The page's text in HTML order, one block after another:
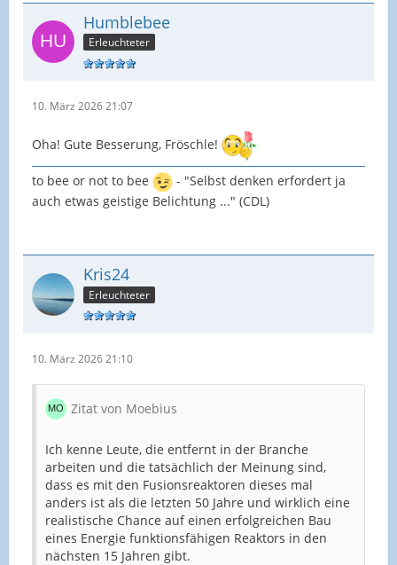
Humblebee
Erleuchteter
10. März 2026 21:07
Oha! Gute Besserung, Fröschle!
to bee or not to bee
- "Selbst denken erfordert ja
auch etwas geistige Belichtung ..." (CDL)
Kris24
Erleuchteter
10. März 2026 21:10
Zitat von Moebius
Ich kenne Leute, die entfernt in der Branche
arbeiten und die tatsächlich der Meinung sind,
dass es mit den Fusionsreaktoren dieses mal
anders ist als die letzten 50 Jahre und wirklich eine
realistische Chance auf einen erfolgreichen Bau
eines Energie funktionsfähigen Reaktors in den
nächsten 15 Jahren gibt.